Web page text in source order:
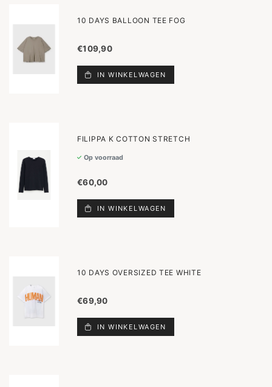
10 DAYS BALLOON TEE FOG
€109,90
IN WINKELWAGEN
FILIPPA K COTTON STRETCH
Op voorraad
€60,00
IN WINKELWAGEN
10 DAYS OVERSIZED TEE WHITE
€69,90
IN WINKELWAGEN